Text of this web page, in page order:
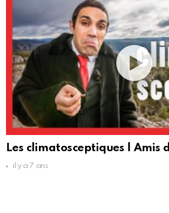
Les climatosceptiques | Amis
il y a 7 ans